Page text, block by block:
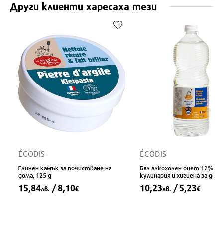
Други клиенти харесаха тези
ÉCODIS
Глинен камък за почистване на
дома, 125 g
15,84лв. / 8,10€
ÉCODIS
Бял алкохолен оцет 12% -
кулинария и хигиена за
10,23лв. / 5,23€